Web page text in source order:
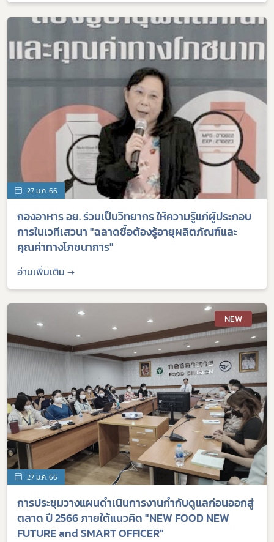
27 ม.ค. 66
กองอาหาร อย. ร่วมเป็นวิทยากร ให้ความรู้แก่ผู้ประกอบ
การในเวทีเสวนา "ฉลาดซื้อต้องรู้อายุผลิตภัณฑ์และ
คุณค่าทางโภชนาการ"
อ่านเพิ่มเติม →
NEW
27 ม.ค. 66
​​การประชุมวางแผนดำเนินการงานกำกับดูแลก่อนออกสู่
ตลาด ปี 2566 ภายใต้แนวคิด "NEW FOOD NEW
FUTURE and SMART OFFICER"